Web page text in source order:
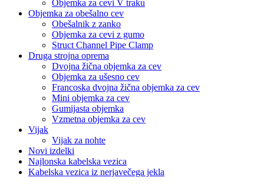
Objemka za cevi V traku
Objemka za obešalno cev
Obešalnik z zanko
Objemka za cevi z gumo
Struct Channel Pipe Clamp
Druga strojna oprema
Dvojna žična objemka za cev
Objemka za ušesno cev
Francoska dvojna žična objemka za cev
Mini objemka za cev
Gumijasta objemka
Vzmetna objemka za cev
Vijak
Vijak za nohte
Novi izdelki
Najlonska kabelska vezica
Kabelska vezica iz nerjavečega jekla